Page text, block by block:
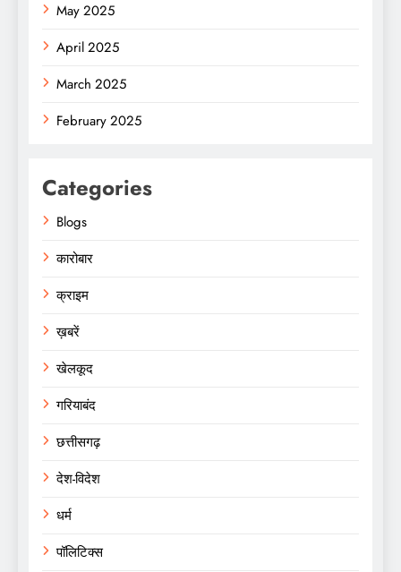
May 2025
April 2025
March 2025
February 2025
Categories
Blogs
कारोबार
क्राइम
ख़बरें
खेलकूद
गरियाबंद
छत्तीसगढ़
देश-विदेश
धर्म
पॉलिटिक्स